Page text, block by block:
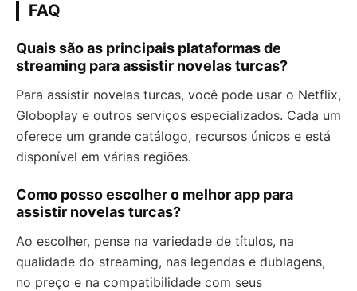
FAQ
Quais são as principais plataformas de
streaming para assistir novelas turcas?
Para assistir novelas turcas, você pode usar o Netflix,
Globoplay e outros serviços especializados. Cada um
oferece um grande catálogo, recursos únicos e está
disponível em várias regiões.
Como posso escolher o melhor app para
assistir novelas turcas?
Ao escolher, pense na variedade de títulos, na
qualidade do streaming, nas legendas e dublagens,
no preço e na compatibilidade com seus